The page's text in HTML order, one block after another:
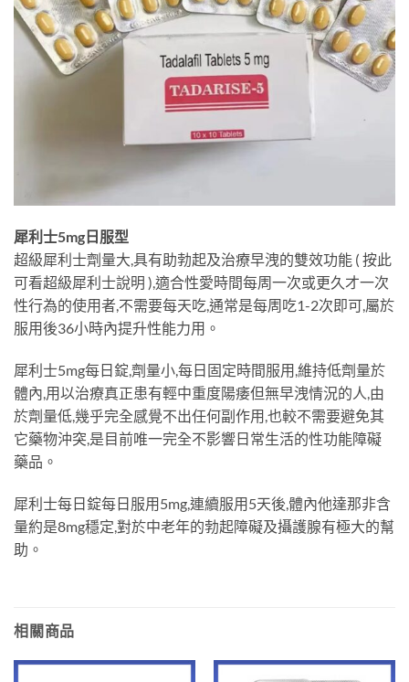
犀利士5mg日服型
超級犀利士劑量大,具有助勃起及治療早洩的雙效功能 ( 按此
可看超級犀利士說明 ),適合性愛時間每周一次或更久才一次
性行為的使用者,不需要每天吃,通常是每周吃1-2次即可,屬於
服用後36小時內提升性能力用。
犀利士5mg每日錠,劑量小,每日固定時間服用,維持低劑量於
體內,用以治療真正患有輕中重度陽痿但無早洩情況的人,由
於劑量低,幾乎完全感覺不出任何副作用,也較不需要避免其
它藥物沖突,是目前唯一完全不影響日常生活的性功能障礙
藥品。
犀利士每日錠每日服用5mg,連續服用5天後,體內他達那非含
量約是8mg穩定,對於中老年的勃起障礙及攝護腺有極大的幫
助。
相關商品